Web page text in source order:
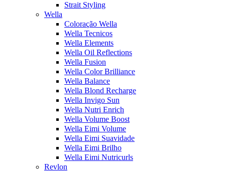
Strait Styling
Wella
Coloração Wella
Wella Tecnicos
Wella Elements
Wella Oil Reflections
Wella Fusion
Wella Color Brilliance
Wella Balance
Wella Blond Recharge
Wella Invigo Sun
Wella Nutri Enrich
Wella Volume Boost
Wella Eimi Volume
Wella Eimi Suavidade
Wella Eimi Brilho
Wella Eimi Nutricurls
Revlon